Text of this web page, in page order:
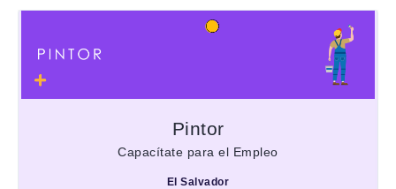
Pintor
Capacítate para el Empleo
El Salvador